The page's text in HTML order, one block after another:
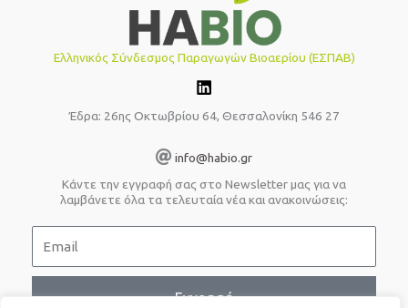
Ελληνικός Σύνδεσμος Παραγωγών Βιοαερίου (ΕΣΠΑΒ)
Έδρα: 26ης Οκτωβρίου 64, Θεσσαλονίκη 546 27
info@habio.gr
Κάντε την εγγραφή σας στο Newsletter μας για να
λαμβάνετε όλα τα τελευταία νέα και ανακοινώσεις:
a
i
Εγγραφή